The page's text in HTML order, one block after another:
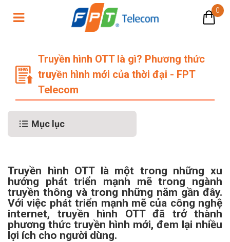
0
Truyền hình OTT là gì? Phương thức
truyền hình mới của thời đại - FPT
Telecom
Mục lục
Truyền hình OTT là một trong những xu
hướng phát triển mạnh mẽ trong ngành
truyền thông và trong những năm gần đây.
Với việc phát triển mạnh mẽ của công nghệ
internet, truyền hình OTT đã trở thành
phương thức truyền hình mới, đem lại nhiều
lợi ích cho người dùng.